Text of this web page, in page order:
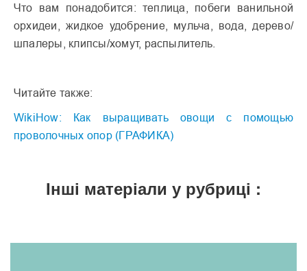
Что вам понадобится: теплица, побеги ванильной
орхидеи, жидкое удобрение, мульча, вода, дерево/
шпалеры, клипсы/хомут, распылитель.
Читайте также:
WikiHow: Как выращивать овощи с помощью
проволочных опор (ГРАФИКА)
Інші матеріали у рубриці :